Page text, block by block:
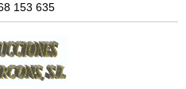
153 635